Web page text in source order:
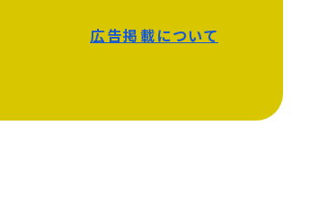
広告掲載について